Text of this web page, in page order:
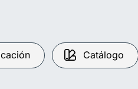
Catálogo